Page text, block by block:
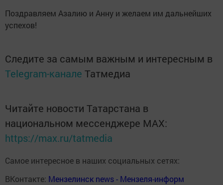
Поздравляем Азалию и Анну и желаем им дальнейших
успехов!
Следите за самым важным и интересным в
Telegram-канале Татмедиа
Читайте новости Татарстана в
национальном мессенджере MАХ:
https://max.ru/tatmedia
Самое интересное в наших социальных сетях:
ВКонтакте: Мензелинск news - Мензеля-информ